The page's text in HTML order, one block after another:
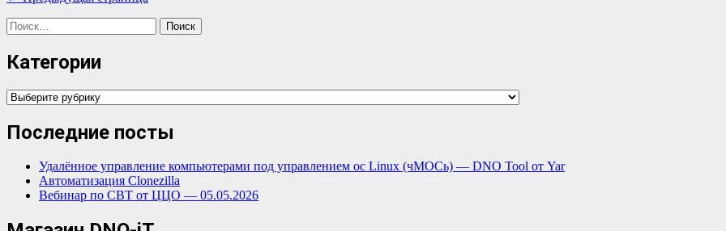
Найти:
Категории
Категории
Последние посты
Удалённое управление компьютерами под управлением ос Linux (чМОСь) — DNO Tool от Yar
Автоматизация Clonezilla
Вебинар по СВТ от ЦЦО — 05.05.2026